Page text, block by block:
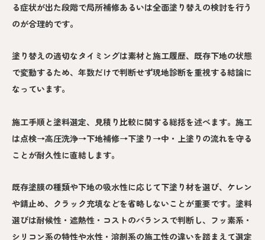
る症状が出た段階で局所補修あるいは全面塗り替えの検討を行う
のが合理的です。
塗り替えの適切なタイミングは素材と施工履歴、既存下地の状態
で変動するため、年数だけで判断せず現地診断を重視する結論に
なっています。
施工手順と塗料選定、見積り比較に関する総括を述べます。施工
は点検→高圧洗浄→下地補修→下塗り→中・上塗りの流れを守る
ことが耐久性に直結します。
既存塗膜の種類や下地の吸水性に応じて下塗り材を選び、ケレン
や錆止め、クラック充填などを省略しないことが重要です。塗料
選びは耐候性・遮熱性・コストのバランスで判断し、フッ素系・
シリコン系の特性や水性・溶剤系の施工性の違いを踏まえて選定